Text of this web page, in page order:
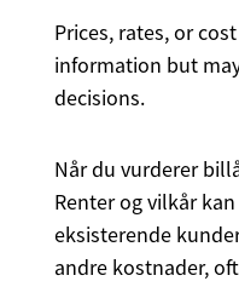
Prices, rates, or
information but
decisions.
Når du vurderer
Renter og vilkår
eksisterende
andre kostnader,